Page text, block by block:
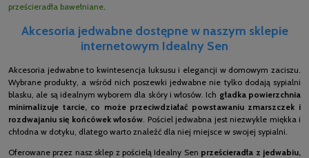
prześcieradła bawełniane
Akcesoria jedwabne dostępne w naszym sklepie
internetowym Idealny Sen
Akcesoria jedwabne to kwintesencja luksusu i elegancji w domowym zaciszu.
Wybrane produkty, a wśród nich poszewki jedwabne nie tylko dodają sypialni
blasku, ale są idealnym wyborem dla skóry i włosów. Ich gładka powierzchnia
minimalizuje tarcie, co może przeciwdziałać powstawaniu zmarszczek i
rozdwajaniu się końcówek włosów . Pościel jedwabna jest niezwykle miękka i
chłodna w dotyku, dlatego warto znaleźć dla niej miejsce w swojej sypialni.
Oferowane przez nasz sklep z pościelą Idealny Sen prześcieradła z jedwabiu,